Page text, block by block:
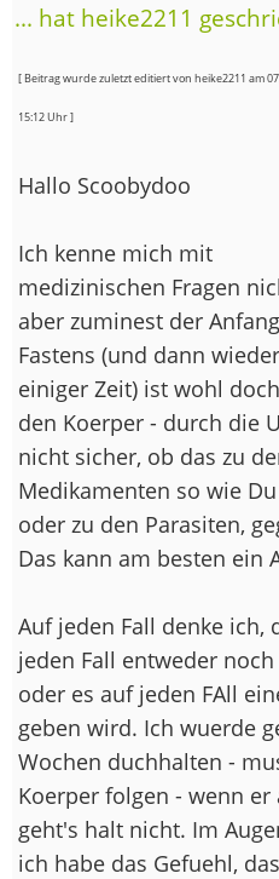
... hat heike2211
[ Beitrag wurde zuletzt editiert von heike2211 am
15:12 Uhr ]
Hallo Scoobydoo
Ich kenne mich mit
medizinischen Fragen
aber zuminest der
Fastens (und dann
einiger Zeit) ist wohl
den Koerper - durch die
nicht sicher, ob das zu
Medikamenten so wie
oder zu den Parasiten,
Das kann am besten ein
Auf jeden Fall denke ich,
jeden Fall entweder
oder es auf jeden FAll
geben wird. Ich wuerde
Wochen duchhalten -
Koerper folgen - wenn
geht's halt nicht. Im
ich habe das Gefuehl,